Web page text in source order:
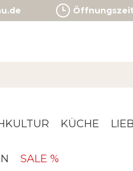
KÜCHE
SALE %